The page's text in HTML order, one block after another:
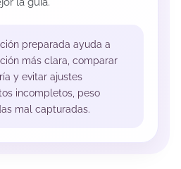
preparada ayuda a
más clara, comparar
y evitar ajustes
incompletos, peso
mal capturadas.